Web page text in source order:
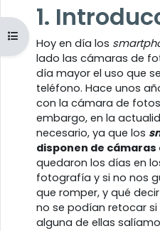
Abrir índice del curso
1.
Hoy en día los
lado las cámaras de
día mayor el uso que
teléfono. Hace unos
con la cámara de
embargo, en la
necesario, ya que los
disponen de cámaras
quedaron los días en
fotografía y si no nos
que romper, y qué
no se podían retocar
alguna de ellas